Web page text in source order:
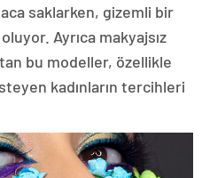
saklarken, gizemli bir
Ayrıca makyajsız
bu modeller, özellikle
kadınların tercihleri